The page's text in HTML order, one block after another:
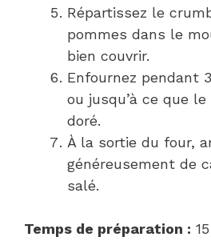
Répartissez le
pommes dans le
bien couvrir.
Enfournez pendant
ou jusqu’à ce que
doré.
À la sortie du four,
généreusement de
salé.
Temps de préparation :